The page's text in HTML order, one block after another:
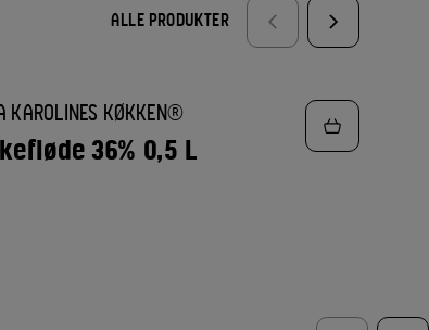
ALLE PRODUKTER
KAROLINES KØKKEN®
36% 0,5 L